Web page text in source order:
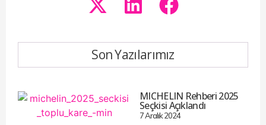
Son Yazılarımız
MICHELIN Rehberi 2025
Seçkisi Açıklandı
7 Aralık 2024